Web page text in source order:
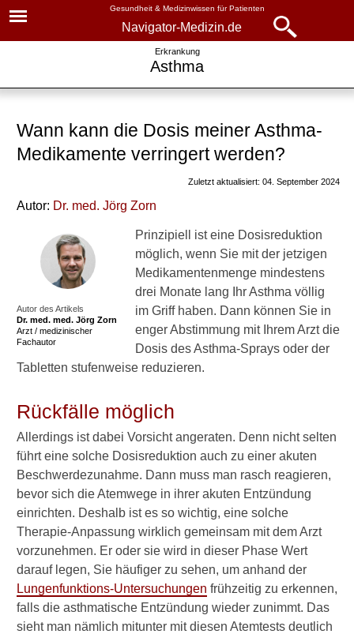
Gesundheit & Medizinwissen für Patienten
Navigator-Medizin.de
Erkrankung
Asthma
Wann kann die Dosis meiner Asthma-
Medikamente verringert werden?
Zuletzt aktualisiert: 04. September 2024
Autor: Dr. med. Jörg Zorn
Autor des Artikels
Dr. med. med. Jörg Zorn
Arzt / medizinischer
Fachautor
Prinzipiell ist eine Dosisreduktion
möglich, wenn Sie mit der jetzigen
Medikamentenmenge mindestens
drei Monate lang Ihr Asthma völlig
im Griff haben. Dann können Sie in
enger Abstimmung mit Ihrem Arzt die
Dosis des Asthma-Sprays oder der
Tabletten stufenweise reduzieren.
Rückfälle möglich
Allerdings ist dabei Vorsicht angeraten. Denn nicht selten
führt eine solche Dosisreduktion auch zu einer akuten
Beschwerdezunahme. Dann muss man rasch reagieren,
bevor sich die Atemwege in ihrer akuten Entzündung
einrichten. Deshalb ist es so wichtig, eine solche
Therapie-Anpassung wirklich gemeinsam mit dem Arzt
vorzunehmen. Er oder sie wird in dieser Phase Wert
darauf legen, Sie häufiger zu sehen, um anhand der
Lungenfunktions-Untersuchungen frühzeitig zu erkennen,
falls die asthmatische Entzündung wieder zunimmt. Das
sieht man nämlich mitunter mit diesen Atemtests deutlich
► News
► Krankheiten
► Therapieverfahren
► Medikamente
► Gesundheitsthemen
▾
Asthma
Ursachen
Symptome
Asthma-Anfall
Behandlung
Bronchiale Thermoplastie
Leben mit Asthma
Asthma und Schwangerschaft
Prognose
weitere wichtige Fragen
►
Symptome